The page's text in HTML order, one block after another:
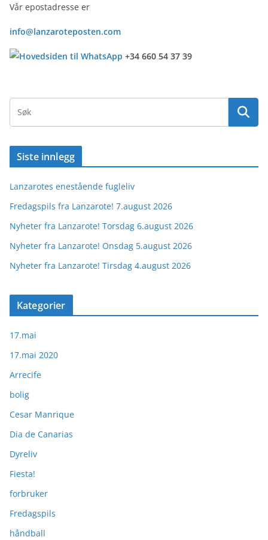
Vår epostadresse er
info@lanzaroteposten.com
+34 660 54 37 39
Siste innlegg
Lanzarotes enestående fugleliv
Fredagspils fra Lanzarote! 7.august 2026
Nyheter fra Lanzarote! Torsdag 6.august 2026
Nyheter fra Lanzarote! Onsdag 5.august 2026
Nyheter fra Lanzarote! Tirsdag 4.august 2026
Kategorier
17.mai
17.mai 2020
Arrecife
bolig
Cesar Manrique
Dia de Canarias
Dyreliv
Fiesta!
forbruker
Fredagspils
håndball